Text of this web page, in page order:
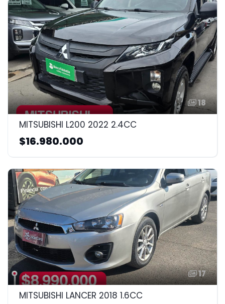
18
MITSUBISHI L200 2022 2.4CC
$16.980.000
17
MITSUBISHI LANCER 2018 1.6CC